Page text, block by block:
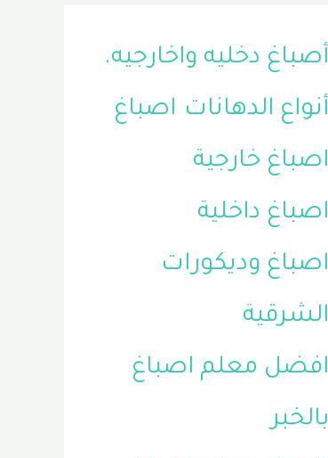
أصباغ دخليه واخارجيه.
أنواع الدهانات اصباغ
اصباغ خارجية
اصباغ داخلية
اصباغ وديكورات
الشرقية
افضل معلم اصباغ
بالخبر